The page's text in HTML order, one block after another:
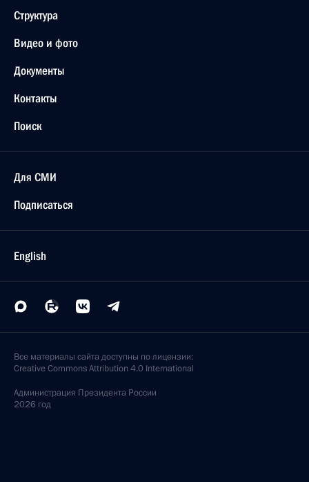
Структура
Видео и фото
Документы
Контакты
Поиск
Для СМИ
Подписаться
English
Все материалы сайта доступны по лицензии:
Creative Commons Attribution 4.0 International
Администрация Президента России
2026 год